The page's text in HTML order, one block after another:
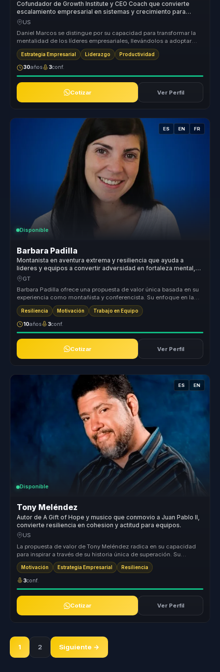
Cofundador de Growth Institute y CEO Coach que convierte
escalamiento empresarial en sistemas y crecimiento para
lideres y empresas.
US
Daniel Marcos se distingue por su capacidad para transformar la
mentalidad de los líderes empresariales, llevándolos a adoptar
una visión...
Estrategia Empresarial Liderazgo Productividad
30años 3conf.
Cotizar Ver Perfil
ES EN FR
Disponible
Barbara Padilla
Montanista en aventura extrema y resiliencia que ayuda a
lideres y equipos a convertir adversidad en fortaleza mental,
cohesion y superacion.
GT
Barbara Padilla ofrece una propuesta de valor única basada en su
experiencia como montañista y conferencista. Su enfoque en la
transforma...
Resiliencia Motivación Trabajo en Equipo
10años 3conf.
Cotizar Ver Perfil
ES EN
Disponible
Tony Meléndez
Autor de A Gift of Hope y musico que conmovio a Juan Pablo II,
convierte resiliencia en cohesion y actitud para equipos.
US
La propuesta de valor de Tony Meléndez radica en su capacidad
para inspirar a través de su historia única de superación. Su
metodología s...
Motivación Estrategia Empresarial Resiliencia
3conf.
Cotizar Ver Perfil
1 2 Siguiente →